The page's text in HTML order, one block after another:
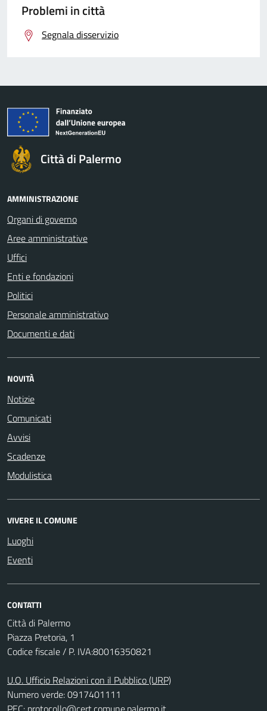
Problemi in città
Segnala disservizio
Città di Palermo
AMMINISTRAZIONE
Organi di governo
Aree amministrative
Uffici
Enti e fondazioni
Politici
Personale amministrativo
Documenti e dati
NOVITÀ
Notizie
Comunicati
Avvisi
Scadenze
Modulistica
VIVERE IL COMUNE
Luoghi
Eventi
CONTATTI
Città di Palermo
Piazza Pretoria, 1
Codice fiscale / P. IVA:80016350821
U.O. Ufficio Relazioni con il Pubblico (URP)
Numero verde: 0917401111